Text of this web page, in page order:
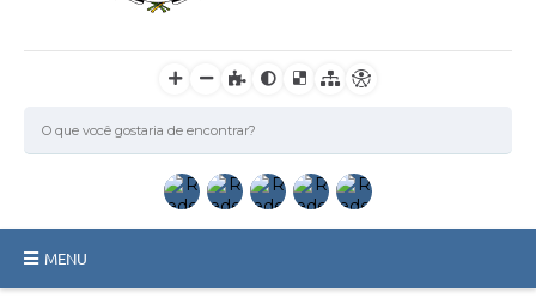
MENU